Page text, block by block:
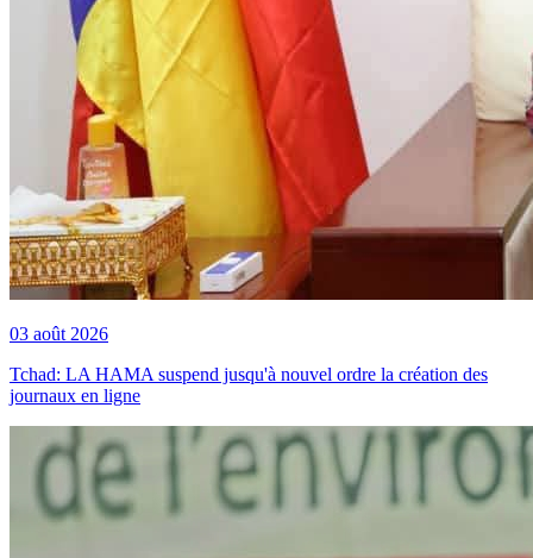
03 août 2026
Tchad: LA HAMA suspend jusqu'à nouvel ordre la création des
journaux en ligne